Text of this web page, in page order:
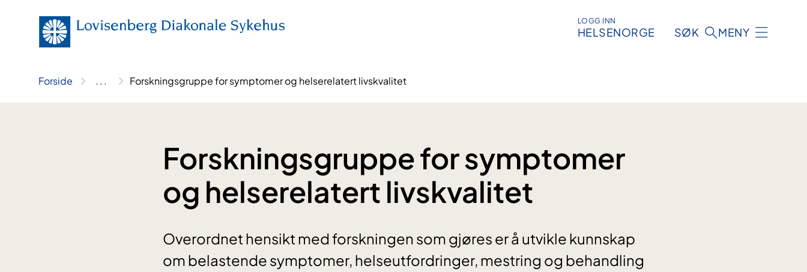
LOGG INN
HELSENORGE SØK MENY
Forside .. . Forskningsgruppe for symptomer og helserelatert livskvalitet
Forskningsgruppe for symptomer
og helserelatert livskvalitet
Overordnet hensikt med forskningen som gjøres er å utvikle kunnskap
om belastende symptomer, helseutfordringer, mestring og behandling